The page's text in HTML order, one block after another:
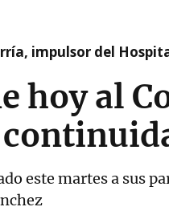
impulsor del
hoy al
este martes a sus